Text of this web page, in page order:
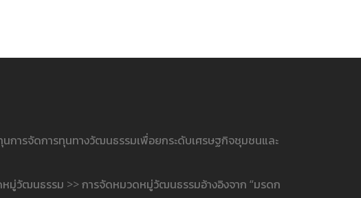
นการจัดการทุนทางวัฒนธรรมเพื่อยกระดับเศรษฐกิจชุมชนและ
หมู่วัฒนธรรม >> การจัดหมวดหมู่วัฒนธรรมอ้างอิงจาก “มรดก